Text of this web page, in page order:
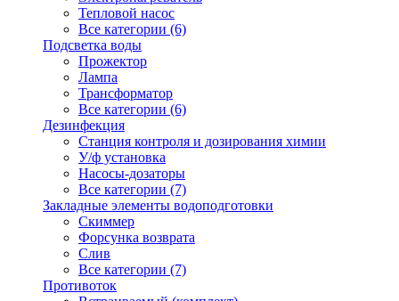
Тепловой насос
Все категории (6)
Подсветка воды
Прожектор
Лампа
Трансформатор
Все категории (6)
Дезинфекция
Станция контроля и дозирования химии
У/ф установка
Насосы-дозаторы
Все категории (7)
Закладные элементы водоподготовки
Скиммер
Форсунка возврата
Слив
Все категории (7)
Противоток